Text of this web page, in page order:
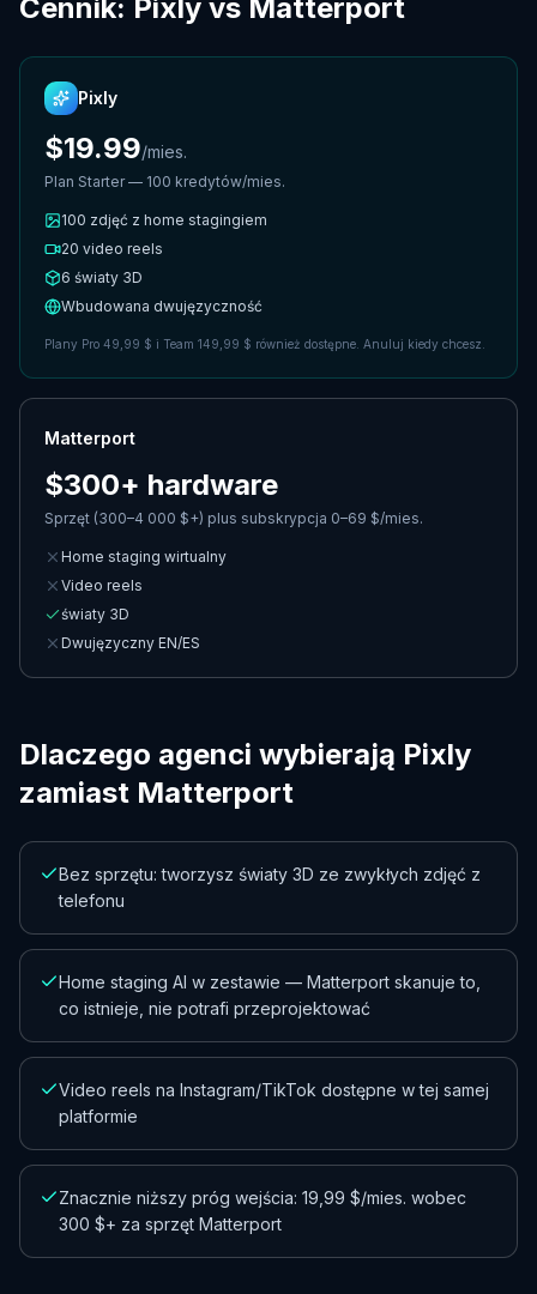
Cennik: Pixly vs Matterport
Pixly
$19.99/mies.
Plan Starter — 100 kredytów/mies.
100 zdjęć z home stagingiem
20 video reels
6 światy 3D
Wbudowana dwujęzyczność
Plany Pro 49,99 $ i Team 149,99 $ również dostępne. Anuluj kiedy chcesz.
Matterport
$300+ hardware
Sprzęt (300–4 000 $+) plus subskrypcja 0–69 $/mies.
Home staging wirtualny
Video reels
światy 3D
Dwujęzyczny EN/ES
Dlaczego agenci wybierają Pixly
zamiast Matterport
Bez sprzętu: tworzysz światy 3D ze zwykłych zdjęć z
telefonu
Home staging AI w zestawie — Matterport skanuje to,
co istnieje, nie potrafi przeprojektować
Video reels na Instagram/TikTok dostępne w tej samej
platformie
Znacznie niższy próg wejścia: 19,99 $/mies. wobec
300 $+ za sprzęt Matterport